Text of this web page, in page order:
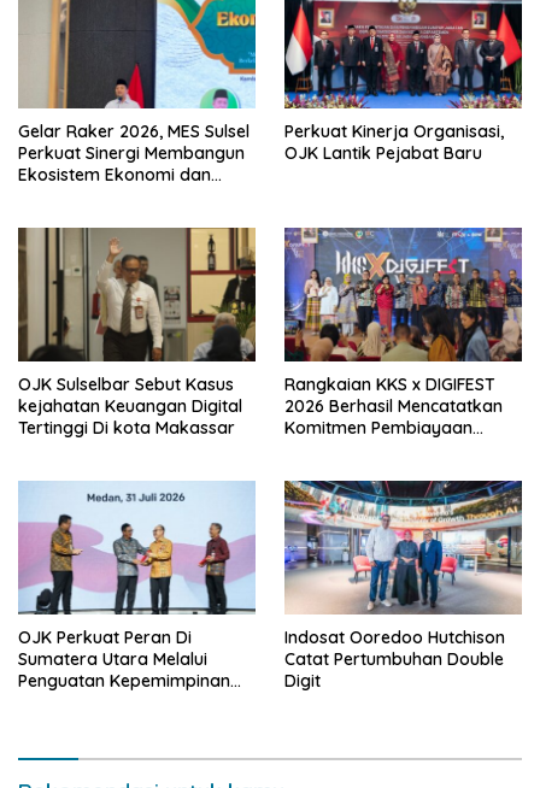
Gelar Raker 2026, MES Sulsel
Perkuat Sinergi Membangun
Ekosistem Ekonomi dan
Perkuat Kinerja Organisasi,
OJK Lantik Pejabat Baru
OJK Sulselbar Sebut Kasus
kejahatan Keuangan Digital
Tertinggi Di kota Makassar
Rangkaian KKS x DIGIFEST
2026 Berhasil Mencatatkan
Komitmen Pembiayaan
OJK Perkuat Peran Di
Sumatera Utara Melalui
Penguatan Kepemimpinan
Indosat Ooredoo Hutchison
Catat Pertumbuhan Double
Digit